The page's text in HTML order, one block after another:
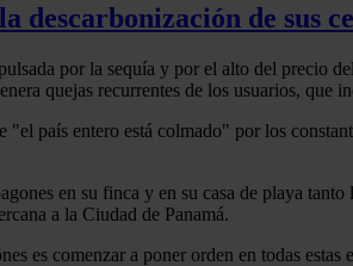
de sus
por la sequía y por el alto del precio
quejas recurrentes de los usuarios, que
país entero está colmado" por los
en su finca y en su casa de playa
a la Ciudad de Panamá.
es comenzar a poner orden en todas